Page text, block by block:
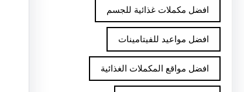
افضل مكملات غذائية للجسم
افضل مواعيد للفيتامينات
افضل مواقع المكملات الغذائية